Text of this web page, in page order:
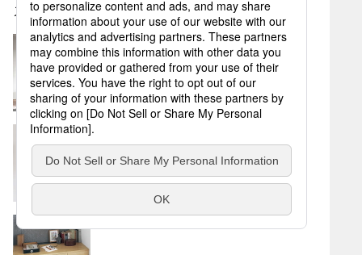
ス。
採光間仕切り しきり窓